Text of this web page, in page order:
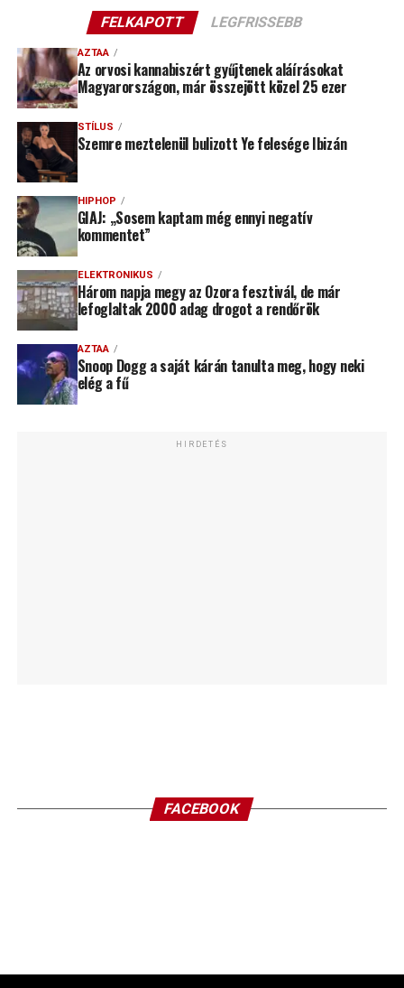
FELKAPOTT LEGFRISSEBB
AZTAA
Az orvosi kannabiszért gyűjtenek aláírásokat
Magyarországon, már összejött közel 25 ezer
STÍLUS
Szemre meztelenül bulizott Ye felesége Ibizán
HIPHOP
GIAJ: „Sosem kaptam még ennyi negatív
kommentet”
ELEKTRONIKUS
Három napja megy az Ozora fesztivál, de már
lefoglaltak 2000 adag drogot a rendőrök
AZTAA
Snoop Dogg a saját kárán tanulta meg, hogy neki
elég a fű
HIRDETÉS
FACEBOOK